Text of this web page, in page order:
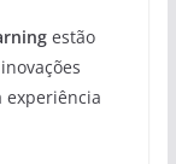
estão